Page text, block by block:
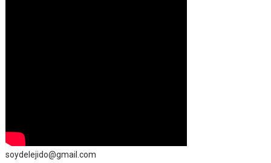
soydelejido@gmail.com